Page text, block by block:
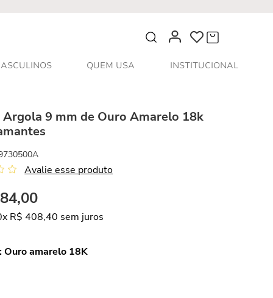
O que você procura?
QUEM USA
INSTITUCIONAL
Argola 9 mm de Ouro Amarelo 18k
Avalie esse produto
,00
x R$ 408,40 sem juros
Ouro amarelo 18K